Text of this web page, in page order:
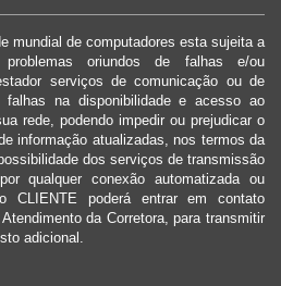
mundial de computadores esta sujeita a
oriundos de falhas e/ou
serviços de comunicação ou de
na disponibilidade e acesso ao
rede, podendo impedir ou prejudicar o
informação atualizadas, nos termos da
dos serviços de transmissão
qualquer conexão automatizada ou
CLIENTE poderá entrar em contato
da Corretora, para transmitir
adicional.